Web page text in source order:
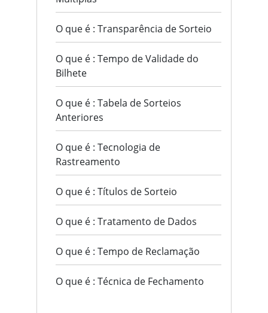
O que é : Transparência de Sorteio
O que é : Tempo de Validade do
Bilhete
O que é : Tabela de Sorteios
Anteriores
O que é : Tecnologia de
Rastreamento
O que é : Títulos de Sorteio
O que é : Tratamento de Dados
O que é : Tempo de Reclamação
O que é : Técnica de Fechamento